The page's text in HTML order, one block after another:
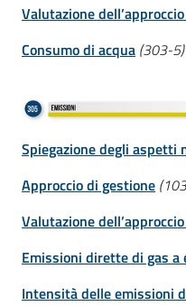
Valutazione
Consumo di acqua (303-5)
Spiegazione degli aspetti
Approccio di gestione
Valutazione
Emissioni dirette di gas
Intensità delle emissioni